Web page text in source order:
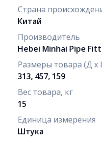
Страна
Китай
Производитель
Hebei Minhai Pipe
Размеры товара (Д
313, 457, 159
Вес товара, кг
15
Единица измерения
Штука